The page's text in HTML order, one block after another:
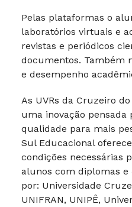
Pelas plataformas o
laboratórios virtuais e
revistas e periódicos
documentos. Também
e desempenho
As UVRs da Cruzeiro
uma inovação pensada
qualidade para mais
Sul Educacional
condições necessárias
alunos com diplomas
por: Universidade
UNIFRAN, UNIPÊ,